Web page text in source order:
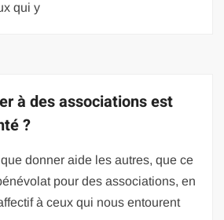
qui y
à des associations est
?
donner aide les autres, que ce
pour des associations, en
à ceux qui nous entourent